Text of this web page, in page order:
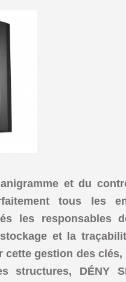
et du
tous les
les responsables
et la
cette gestion des
structures, DÉNY